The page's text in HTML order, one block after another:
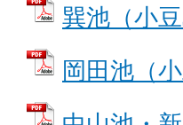
巽池（小
岡田池（